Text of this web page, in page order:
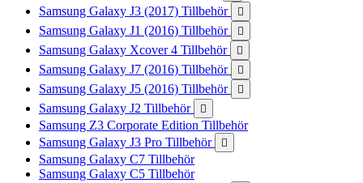
Samsung Galaxy J3 (2017) Tillbehör 
Samsung Galaxy J1 (2016) Tillbehör 
Samsung Galaxy Xcover 4 Tillbehör 
Samsung Galaxy J7 (2016) Tillbehör 
Samsung Galaxy J5 (2016) Tillbehör 
Samsung Galaxy J2 Tillbehör 
Samsung Z3 Corporate Edition Tillbehör
Samsung Galaxy J3 Pro Tillbehör

Samsung Galaxy C7 Tillbehör
Samsung Galaxy C5 Tillbehör